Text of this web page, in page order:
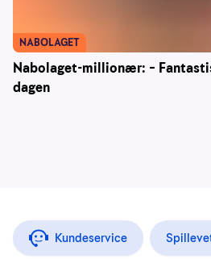
Nabolaget-millionær: –
dagen
NABOLAGET
Kundeservice